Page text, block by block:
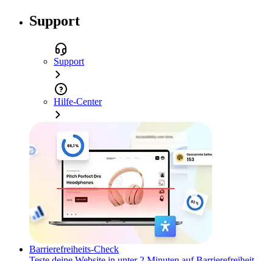
Support
Support
Hilfe-Center
Barrierefreiheits-Check